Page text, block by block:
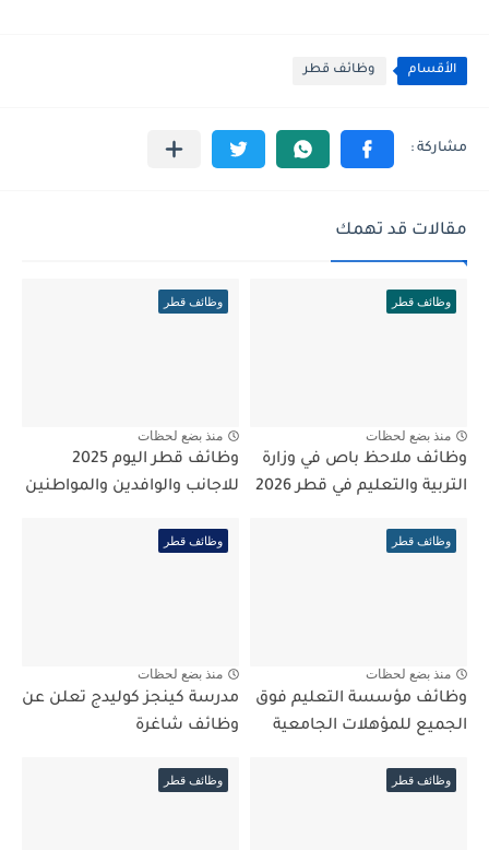
الأقسام وظائف قطر
مقالات قد تهمك
وظائف قطر
منذ بضع لحظات
وظائف ملاحظ باص في وزارة
التربية والتعليم في قطر 2026
وظائف قطر
منذ بضع لحظات
وظائف قطر اليوم 2025
للاجانب والوافدين والمواطنين
وظائف قطر
منذ بضع لحظات
وظائف مؤسسة التعليم فوق
الجميع للمؤهلات الجامعية
وظائف قطر
منذ بضع لحظات
مدرسة كينجز كوليدج تعلن عن
وظائف شاغرة
وظائف قطر وظائف قطر